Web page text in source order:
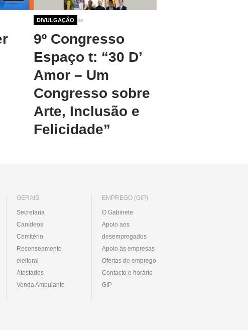
DIVULGAÇÃO
1 ano 3 meses atrás
9º Congresso
Espaço t: “30 D’
Amor – Um
Congresso sobre
Arte, Inclusão e
Felicidade”
GERAIS
Secretaria
Canídeos
Cemitério
Recenseamento
eleitoral
Atestados
Venda Ambulante
EMPREGO (GIP)
O Gabinete
Apoio aos
desempregados
Apoio às empresas
Ofertas de emprego
Contacto e horário
GIP